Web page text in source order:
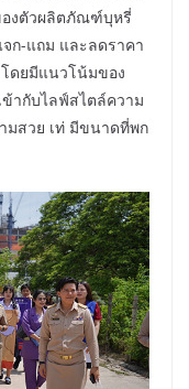
องตัวผลิตภัณฑ์บุหรี่
ก-แถม และลดราคา
ดยมีแนวโน้มของ
ากับไลฟ์สไตล์ความ
มสวย เท่ มีขนาดที่พก